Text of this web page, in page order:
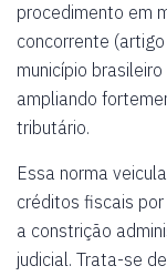
procedimento em
concorrente
município
ampliando
tributário.
Essa norma
créditos fiscais
a constrição
judicial. Trata-se